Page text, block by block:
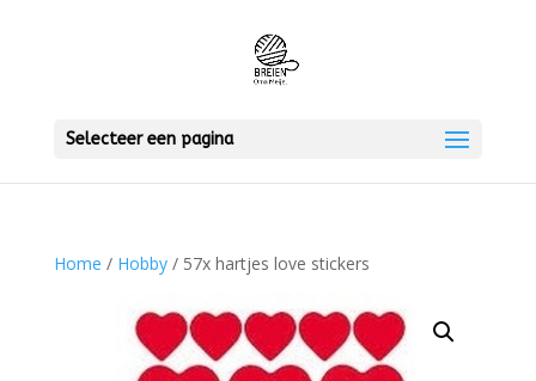
Selecteer een pagina
Home / Hobby/ 57x hartjes love stickers